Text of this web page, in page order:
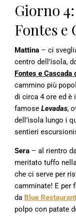
Giorno
Fontes e
Mattina – ci
centro dell’isola,
Fontes e Cascada
cammino più
di circa 4 ore ed è
famose Levadas,
dell’isola lungo i
sentieri
Sera – al rientro
meritato tuffo
che ci serve per
camminate! E per
da Blue Restaurant
polpo con patate